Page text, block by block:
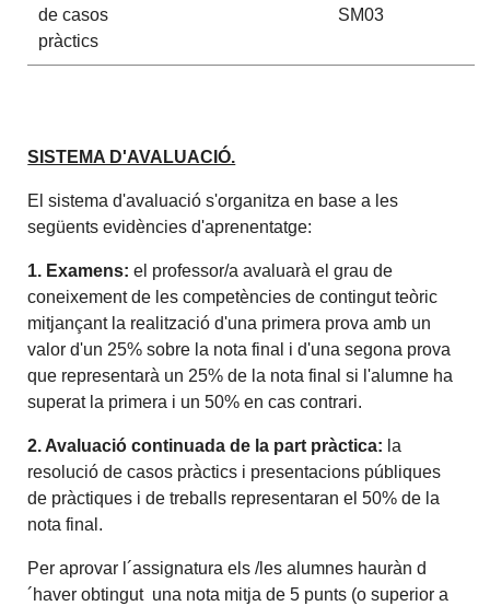
de casos
pràctics
SM03
SISTEMA D'AVALUACIÓ.
El sistema d'avaluació s'organitza en base a les
següents evidències d'aprenentatge:
1. Examens: el professor/a avaluarà el grau de
coneixement de les competències de contingut teòric
mitjançant la realització d'una primera prova amb un
valor d'un 25% sobre la nota final i d'una segona prova
que representarà un 25% de la nota final si l'alumne ha
superat la primera i un 50% en cas contrari.
2. Avaluació continuada de la part pràctica: la
resolució de casos pràctics i presentacions públiques
de pràctiques i de treballs representaran el 50% de la
nota final.
Per aprovar l´assignatura els /les alumnes hauràn d
´haver obtingut una nota mitja de 5 punts (o superior a